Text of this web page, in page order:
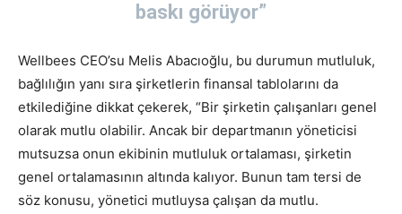
baskı görüyor”
Wellbees CEO’su Melis Abacıoğlu, bu durumun mutluluk,
bağlılığın yanı sıra şirketlerin finansal tablolarını da
etkilediğine dikkat çekerek, “Bir şirketin çalışanları genel
olarak mutlu olabilir. Ancak bir departmanın yöneticisi
mutsuzsa onun ekibinin mutluluk ortalaması, şirketin
genel ortalamasının altında kalıyor. Bunun tam tersi de
söz konusu, yönetici mutluysa çalışan da mutlu.